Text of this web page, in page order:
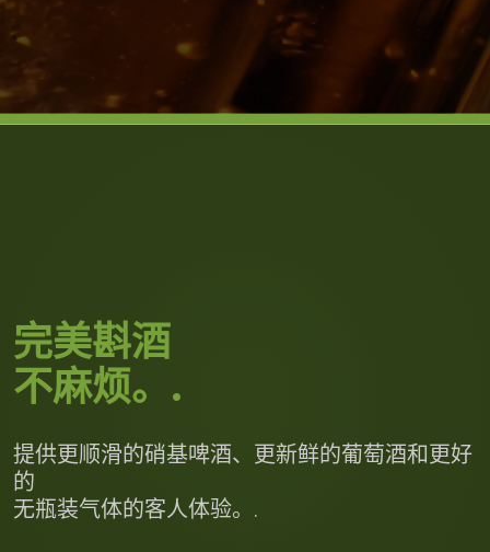
完美斟酒
不麻烦。.
提供更顺滑的硝基啤酒、更新鲜的葡萄酒和更好
的
无瓶装气体的客人体验。.